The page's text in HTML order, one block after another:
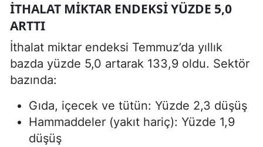
İTHALAT MIKTAR ENDEKSI YÜZDE 5,0
ARTTI
İthalat miktar endeksi Temmuz’da yıllık
bazda yüzde 5,0 artarak 133,9 oldu. Sektör
bazında:
Gıda, içecek ve tütün: Yüzde 2,3 düşüş
Hammaddeler (yakıt hariç): Yüzde 1,9
düşüş